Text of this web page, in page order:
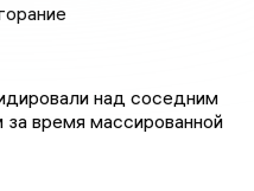
над соседним
время массированной